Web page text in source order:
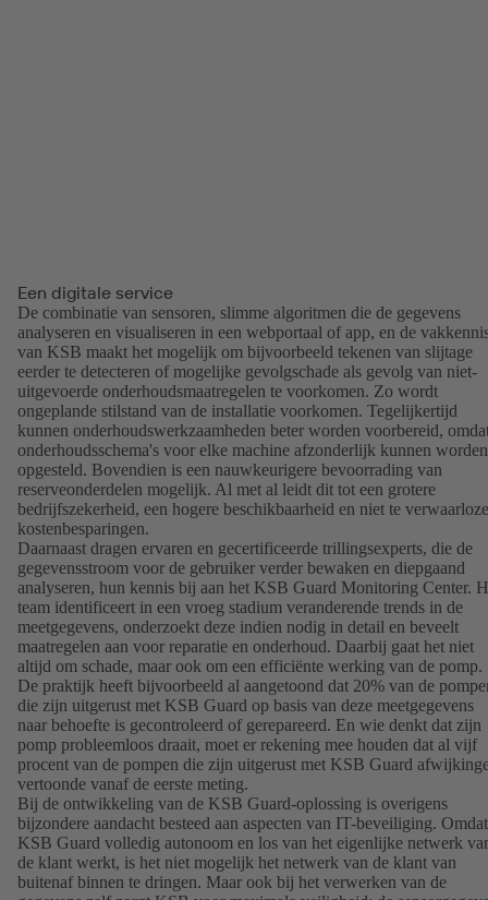
Een digitale service
De combinatie van sensoren, slimme algoritmen die de gegevens
analyseren en visualiseren in een webportaal of app, en de
van KSB maakt het mogelijk om bijvoorbeeld tekenen van slijtage
eerder te detecteren of mogelijke gevolgschade als gevolg van niet-
uitgevoerde onderhoudsmaatregelen te voorkomen. Zo wordt
ongeplande stilstand van de installatie voorkomen. Tegelijkertijd
kunnen onderhoudswerkzaamheden beter worden voorbereid,
onderhoudsschema's voor elke machine afzonderlijk kunnen worden
opgesteld. Bovendien is een nauwkeurigere bevoorrading van
reserveonderdelen mogelijk. Al met al leidt dit tot een grotere
bedrijfszekerheid, een hogere beschikbaarheid en niet te
kostenbesparingen.
Daarnaast dragen ervaren en gecertificeerde trillingsexperts, die de
gegevensstroom voor de gebruiker verder bewaken en diepgaand
analyseren, hun kennis bij aan het KSB Guard Monitoring Center.
team identificeert in een vroeg stadium veranderende trends in de
meetgegevens, onderzoekt deze indien nodig in detail en beveelt
maatregelen aan voor reparatie en onderhoud. Daarbij gaat het niet
altijd om schade, maar ook om een efficiënte werking van de pomp.
De praktijk heeft bijvoorbeeld al aangetoond dat 20% van de
die zijn uitgerust met KSB Guard op basis van deze meetgegevens
naar behoefte is gecontroleerd of gerepareerd. En wie denkt dat zijn
pomp probleemloos draait, moet er rekening mee houden dat al vijf
procent van de pompen die zijn uitgerust met KSB Guard
vertoonde vanaf de eerste meting.
Bij de ontwikkeling van de KSB Guard-oplossing is overigens
bijzondere aandacht besteed aan aspecten van IT-beveiliging. Omdat
KSB Guard volledig autonoom en los van het eigenlijke netwerk
de klant werkt, is het niet mogelijk het netwerk van de klant van
buitenaf binnen te dringen. Maar ook bij het verwerken van de